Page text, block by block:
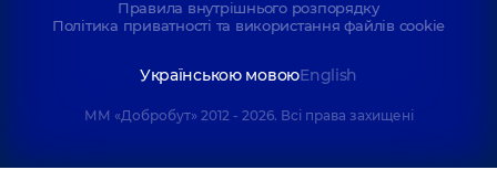
Правила внутрішнього розпорядку
Політика приватності та використання файлів cookie
Українською мовоюEnglish
ММ «Добробут» 2012 - 2026. Всі права захищені